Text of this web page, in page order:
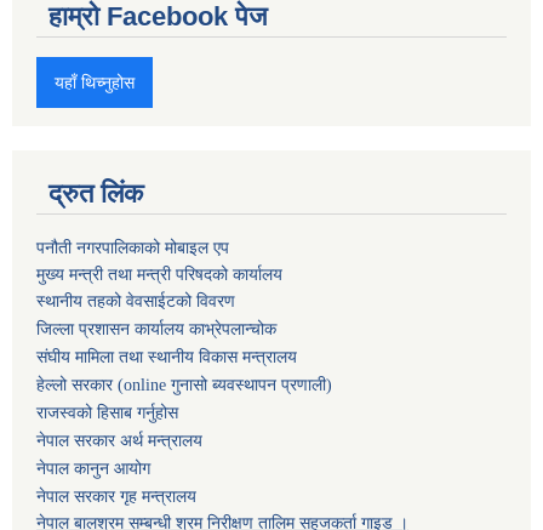
हाम्रो Facebook पेज
यहाँ थिच्नुहोस
द्रुत लिंक
पनौती नगरपालिकाको मोबाइल एप
मुख्य मन्त्री तथा मन्त्री परिषदको कार्यालय
स्थानीय तहको वेवसाईटको विवरण
जिल्ला प्रशासन कार्यालय काभ्रेपलान्चोक
संघीय मामिला तथा स्थानीय विकास मन्त्रालय
हेल्लो सरकार (online गुनासो ब्यवस्थापन प्रणाली)
राजस्वको हिसाब गर्नुहोस
नेपाल सरकार अर्थ मन्त्रालय
नेपाल कानुन आयोग
नेपाल सरकार गृह मन्त्रालय
नेपाल बालश्रम सम्बन्धी श्रम निरीक्षण तालिम सहजकर्ता गाइड ।